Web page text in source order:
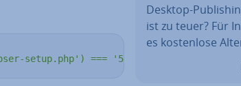
setup.php') ===
Desktop-
ist zu teuer? Für
es kos­ten­lo­se